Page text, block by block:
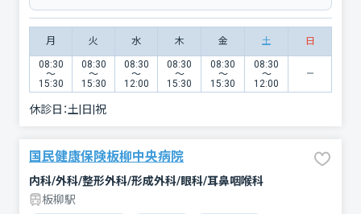
月 火 水 木 金 土 日
08:30
〜
15:30
08:30
〜
15:30
08:30
〜
12:00
08:30
〜
15:30
08:30
〜
15:30
08:30
〜
12:00
休診日：土|日|祝
国民健康保険板柳中央病院
内科/外科/整形外科/形成外科/眼科/耳鼻咽喉科
板柳駅